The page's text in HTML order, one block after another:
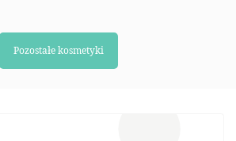
Pozostałe kosmetyki